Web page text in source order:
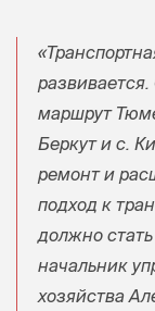
маршрут
Беркут и с.
ремонт и
подход к
должно
начальник
хозяйства